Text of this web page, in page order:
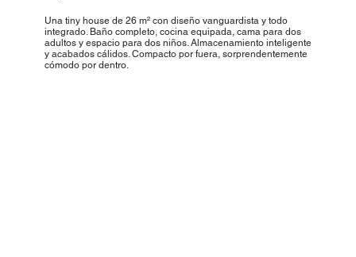
Una tiny house de 26 m² con diseño vanguardista y todo
integrado. Baño completo, cocina equipada, cama para dos
adultos y espacio para dos niños. Almacenamiento inteligente
y acabados cálidos. Compacto por fuera, sorprendentemente
cómodo por dentro.